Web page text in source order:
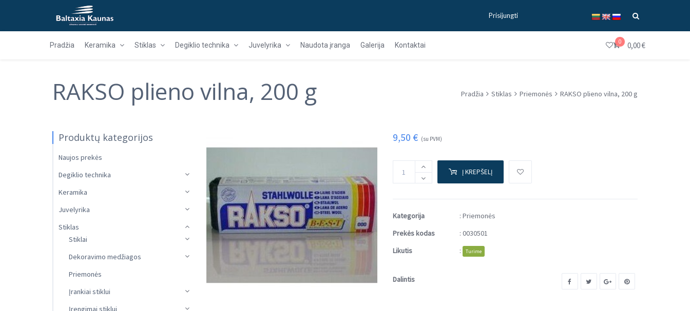
Prisijungti
Pradžia Keramika Stiklas Degiklio technika Juvelyrika Naudota įranga Galerija Kontaktai 0 0,00€
RAKSO plieno vilna, 200 g Pradžia Stiklas Priemonės RAKSO plieno vilna, 200 g
9,50 € (su PVM)
Į KREPŠELĮ
Kategorija : Priemonės
Prekės kodas
: 0030501
Likutis
: Turime
Dalintis
Produktų kategorijos
Naujos prekės
Degiklio technika
Keramika
Juvelyrika
Stiklas
Stiklai
Dekoravimo medžiagos
Priemonės
Įrankiai stiklui
Įrengimai stiklui